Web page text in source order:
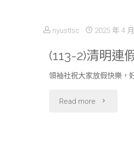
期
中
考
nyustlsc 2025 年 4
(113-2)清明連
領袖社祝大家放假快樂，
Read more